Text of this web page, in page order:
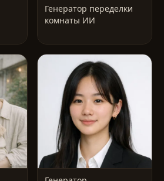
Генератор переделки
комнаты ИИ